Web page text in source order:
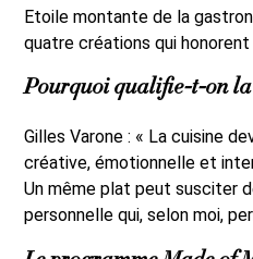
Etoile montante de la
quatre créations qui
Pourquoi qualifie-t-on la
Gilles Varone : « La cuisine
créative, émotionnelle et
Un même plat peut susciter
personnelle qui, selon moi,